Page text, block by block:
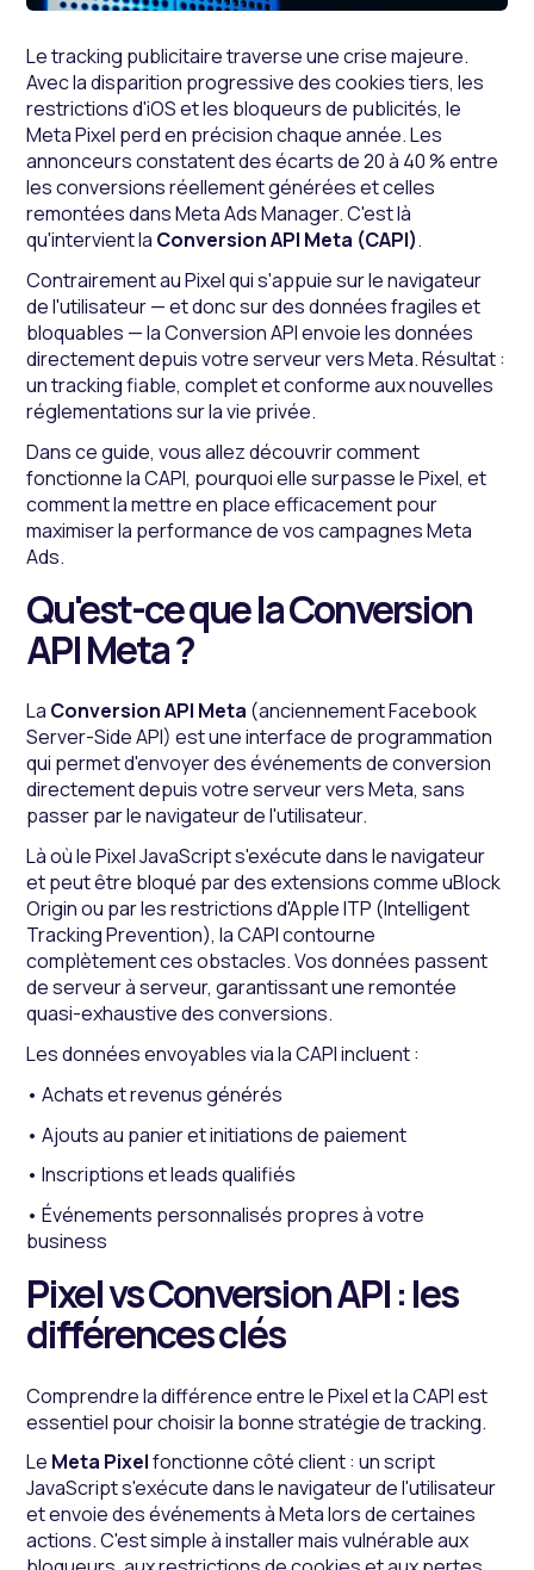
Le tracking publicitaire traverse une crise majeure.
Avec la disparition progressive des cookies tiers, les
restrictions d'iOS et les bloqueurs de publicités, le
Meta Pixel perd en précision chaque année. Les
annonceurs constatent des écarts de 20 à 40 % entre
les conversions réellement générées et celles
remontées dans Meta Ads Manager. C'est là
qu'intervient la Conversion API Meta (CAPI).
Contrairement au Pixel qui s'appuie sur le navigateur
de l'utilisateur — et donc sur des données fragiles et
bloquables — la Conversion API envoie les données
directement depuis votre serveur vers Meta. Résultat :
un tracking fiable, complet et conforme aux nouvelles
réglementations sur la vie privée.
Dans ce guide, vous allez découvrir comment
fonctionne la CAPI, pourquoi elle surpasse le Pixel, et
comment la mettre en place efficacement pour
maximiser la performance de vos campagnes Meta
Ads.
Qu'est-ce que la Conversion
API Meta ?
La Conversion API Meta (anciennement Facebook
Server-Side API) est une interface de programmation
qui permet d'envoyer des événements de conversion
directement depuis votre serveur vers Meta, sans
passer par le navigateur de l'utilisateur.
Là où le Pixel JavaScript s'exécute dans le navigateur
et peut être bloqué par des extensions comme uBlock
Origin ou par les restrictions d'Apple ITP (Intelligent
Tracking Prevention), la CAPI contourne
complètement ces obstacles. Vos données passent
de serveur à serveur, garantissant une remontée
quasi-exhaustive des conversions.
Les données envoyables via la CAPI incluent :
• Achats et revenus générés
• Ajouts au panier et initiations de paiement
• Inscriptions et leads qualifiés
• Événements personnalisés propres à votre
business
Pixel vs Conversion API : les
différences clés
Comprendre la différence entre le Pixel et la CAPI est
essentiel pour choisir la bonne stratégie de tracking.
Le Meta Pixelfonctionne côté client : un script
JavaScript s'exécute dans le navigateur de l'utilisateur
et envoie des événements à Meta lors de certaines
actions. C'est simple à installer mais vulnérable aux